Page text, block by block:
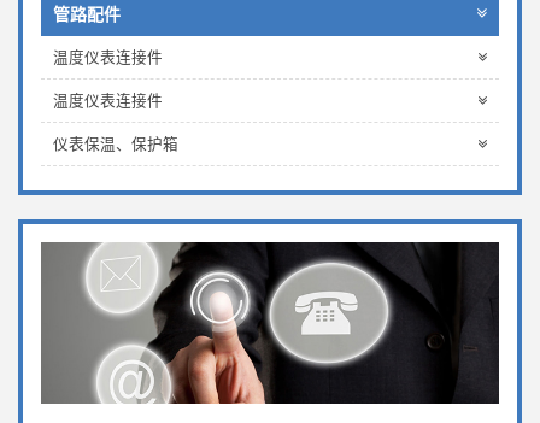
管路配件
温度仪表连接件
温度仪表连接件
仪表保温、保护箱